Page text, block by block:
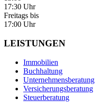
17:30 Uhr
Freitags bis
17:00 Uhr
LEISTUNGEN
Immobilien
Buchhaltung
Unternehmensberatung
Versicherungsberatung
Steuerberatung